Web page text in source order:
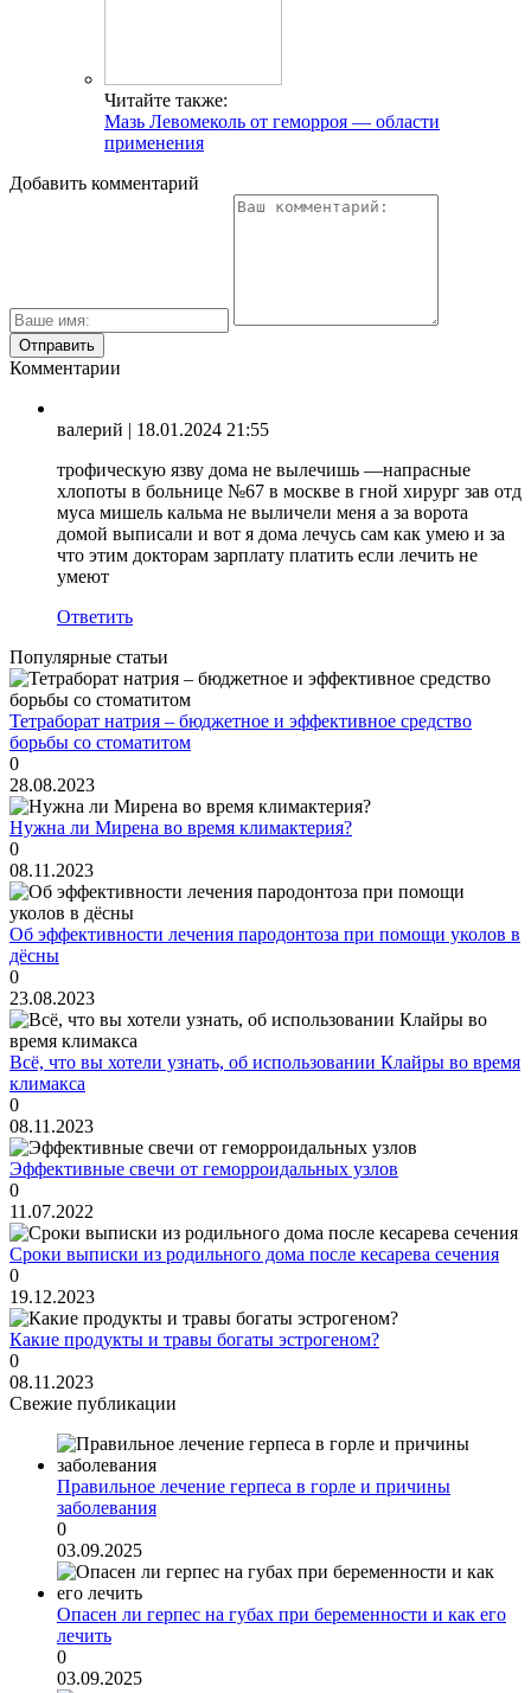
Читайте также:
Мазь Левомеколь от геморроя — области
применения
Добавить комментарий
Комментарии
валерий | 18.01.2024 21:55
трофическую язву дома не вылечишь —напрасные
хлопоты в больнице №67 в москве в гной хирург зав отд
муса мишель кальма не выличели меня а за ворота
домой выписали и вот я дома лечусь сам как умею и за
что этим докторам зарплату платить если лечить не
умеют
Ответить
Популярные статьи
Тетраборат натрия – бюджетное и эффективное средство
борьбы со стоматитом
0
28.08.2023
Нужна ли Мирена во время климактерия?
0
08.11.2023
Об эффективности лечения пародонтоза при помощи уколов в
дёсны
0
23.08.2023
Всё, что вы хотели узнать, об использовании Клайры во время
климакса
0
08.11.2023
Эффективные свечи от геморроидальных узлов
0
11.07.2022
Сроки выписки из родильного дома после кесарева сечения
0
19.12.2023
Какие продукты и травы богаты эстрогеном?
0
08.11.2023
Свежие публикации
Правильное лечение герпеса в горле и причины
заболевания
0
03.09.2025
Опасен ли герпес на губах при беременности и как его
лечить
0
03.09.2025